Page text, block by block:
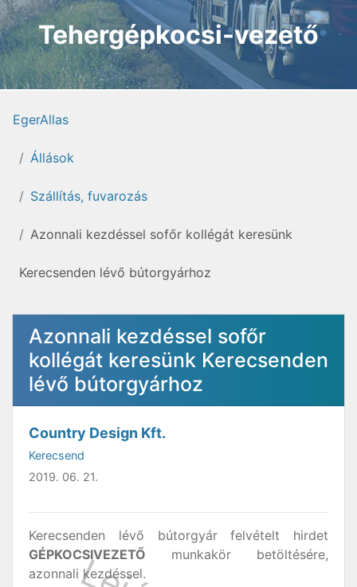
Tehergépkocsi-vezető
EgerAllas
Állások
Szállítás, fuvarozás
Azonnali kezdéssel sofőr kollégát keresünk
Kerecsenden lévő bútorgyárhoz
Azonnali kezdéssel sofőr
kollégát keresünk Kerecsenden
lévő bútorgyárhoz
Country Design Kft.
Kerecsend
2019. 06. 21.
Kerecsenden lévő bútorgyár felvételt hirdet
GÉPKOCSIVEZETŐ munkakör betöltésére,
azonnali kezdéssel.